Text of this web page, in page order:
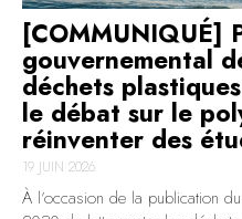
[COMMUNIQUÉ]
gouvernemental
déchets
le débat sur le
réinventer des
19 JUIN 2026
À l’occasion de la publication